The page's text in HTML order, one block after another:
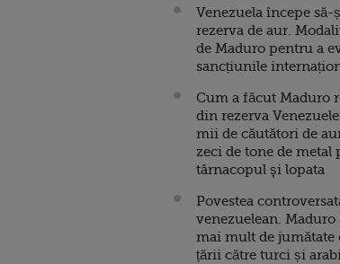
Venezuela începe
rezerva de aur.
de Maduro pentru a
sancțiunile
Cum a făcut Maduro
din rezerva
mii de căutători de
zeci de tone de metal
târnacopul şi lopata
Povestea
venezuelean.
mai mult de jumătate
țării către turci și